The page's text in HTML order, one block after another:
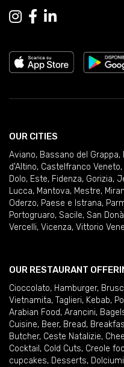
OUR CITIES
Aviano, Bassano del Grappa,
d'Altino, Castelfranco Veneto,
Dolo, Este, Fidenza, Gorizia,
Lucca, Mantova, Mestre,
Oderzo, Paese e Istrana,
Portogruaro, Sacile, San
Vercelli, Vicenza, Vittorio
OUR RESTAURANT
Cioccolato, Hamburger,
Vietnamita, Taglieri, Kebab,
Arabian Food, Arancini,
Cuisine, Beer, Bread,
Butcher, Ceste Natalizie,
Cocktail , Cold Cuts, Creole
cupcakes, Desserts, Dolciumi